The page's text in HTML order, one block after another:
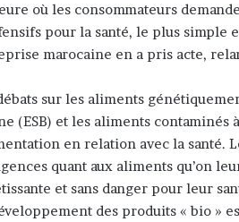
r
c
o
u
r
r
i
où les consommateurs
pour la santé, le plus simple
marocaine en a pris acte,
sur les aliments
(ESB) et les aliments
en relation avec la santé.
quant aux aliments qu’on
et sans danger pour leur
des produits « bio »